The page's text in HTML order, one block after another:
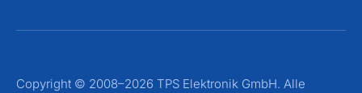
Copyright © 2008–2026 TPS Elektronik GmbH. Alle